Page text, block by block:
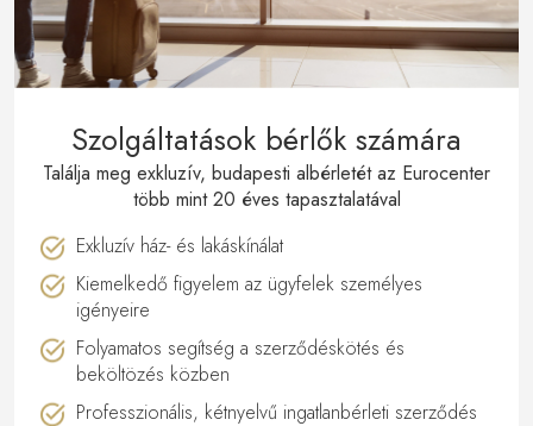
Szolgáltatások bérlők számára
Találja meg exkluzív, budapesti albérletét az Eurocenter
több mint 20 éves tapasztalatával
Exkluzív ház- és lakáskínálat
Kiemelkedő figyelem az ügyfelek személyes
igényeire
Folyamatos segítség a szerződéskötés és
beköltözés közben
Professzionális, kétnyelvű ingatlanbérleti szerződés